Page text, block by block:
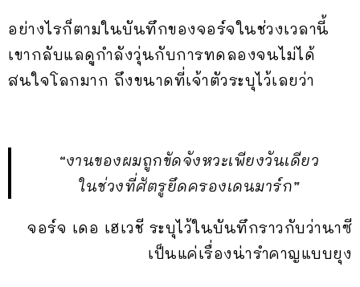
อย่างไรก็ตามในบันทึกของจอร์จในช่วงเวลานี้
เขากลับแลดูกำลังวุ่นกับการทดลองจนไม่ได้
สนใจโลกมาก ถึงขนาดที่เจ้าตัวระบุไว้เลยว่า
“งานของผมถูกขัดจังหวะเพียงวันเดียว
ในช่วงที่ศัตรูยึดครองเดนมาร์ก”
จอร์จ เดอ เฮเวชี ระบุไว้ในบันทึกราวกับว่านาซี
เป็นแค่เรื่องน่ารำคาญแบบยุง